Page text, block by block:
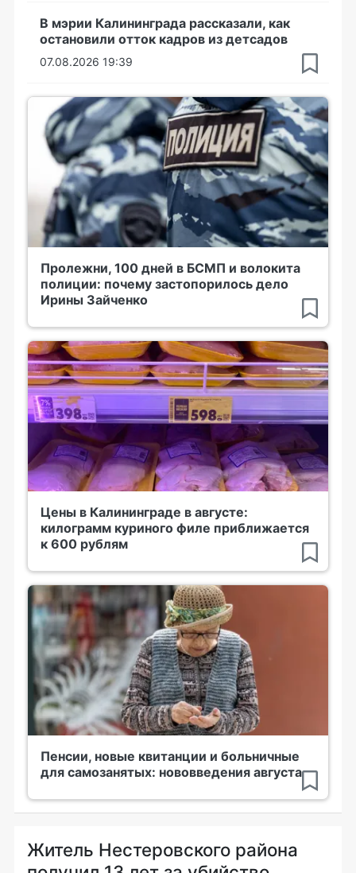
В мэрии Калининграда рассказали, как
остановили отток кадров из детсадов
07.08.2026 19:39
Пролежни, 100 дней в БСМП и волокита
полиции: почему застопорилось дело
Ирины Зайченко
Цены в Калининграде в августе:
килограмм куриного филе приближается
к 600 рублям
Пенсии, новые квитанции и больничные
для самозанятых: нововведения августа
Житель Нестеровского района